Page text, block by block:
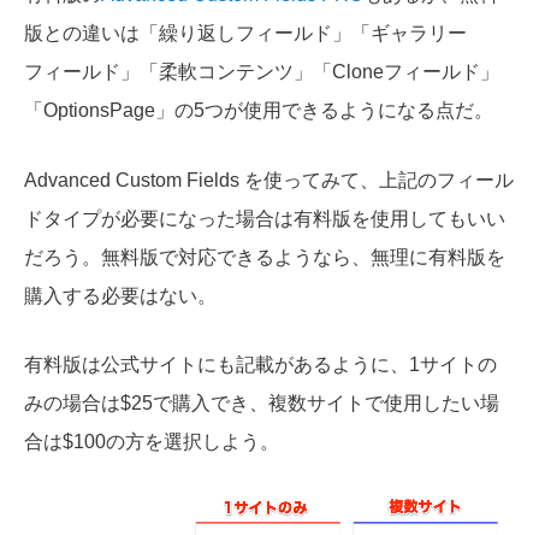
版との違いは「繰り返しフィールド」「ギャラリー
フィールド」「柔軟コンテンツ」「Cloneフィールド」
「OptionsPage」の5つが使用できるようになる点だ。
Advanced Custom Fields を使ってみて、上記のフィール
ドタイプが必要になった場合は有料版を使用してもいい
だろう。無料版で対応できるようなら、無理に有料版を
購入する必要はない。
有料版は公式サイトにも記載があるように、1サイトの
みの場合は$25で購入でき、複数サイトで使用したい場
合は$100の方を選択しよう。